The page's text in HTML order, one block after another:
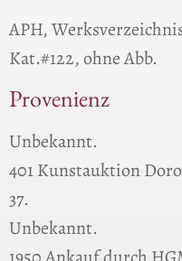
APH, Werksverzeichnis
Kat.#122, ohne Abb.
Provenienz
Unbekannt.
401 Kunstauktion
37.
Unbekannt.